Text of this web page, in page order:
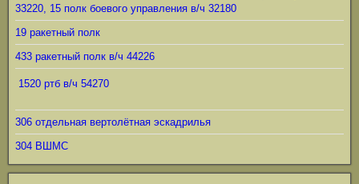
33220, 15 полк боевого управления в/ч 32180
19 ракетный полк
433 ракетный полк в/ч 44226
1520 ртб в/ч 54270
306 отдельная вертолётная эскадрилья
304 ВШМС